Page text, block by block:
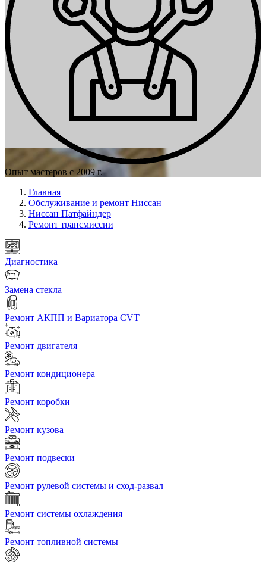
Опыт мастеров с 2009 г.
Главная
Обслуживание и ремонт Ниссан
Ниссан Патфайндер
Ремонт трансмиссии
Диагностика
Замена стекла
Ремонт АКПП и Вариатора CVT
Ремонт двигателя
Ремонт кондиционера
Ремонт коробки
Ремонт кузова
Ремонт подвески
Ремонт рулевой системы и сход-развал
Ремонт системы охлаждения
Ремонт топливной системы